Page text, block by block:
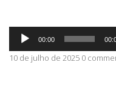
CONTATO
Tocador
áudio
00:00
10 de julho de 2025 0